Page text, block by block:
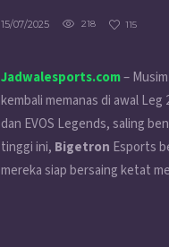
15/07/2025 218 115
Jadwalesports.com–
kembali memanas di awal
dan EVOS Legends, saling
tinggi ini, Bigetron Esports
mereka siap bersaing ketat